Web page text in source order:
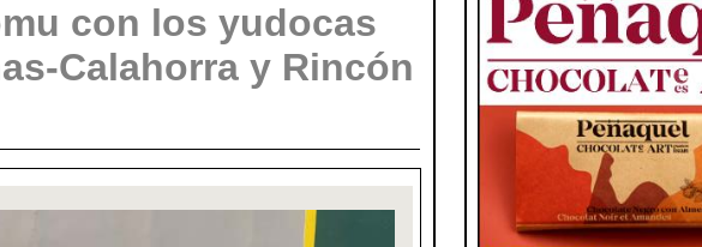
con los yudocas
Calahorra y Rincón